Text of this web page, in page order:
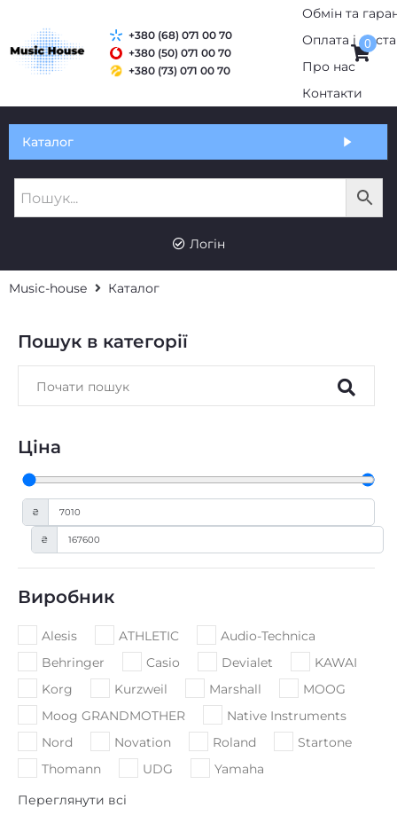
Обмін та
Оплата і
Про нас
Контакти
+380 (68) 071 00 70
+380 (50) 071 00 70
+380 (73) 071 00 70
0
Каталог
Логін
Music-house Каталог
Пошук в категорії
Ціна
₴
₴
Виробник
Alesis ATHLETIC
Audio-Technica
Behringer
Casio Devialet
KAWAI
Korg
Kurzweil Marshall
MOOG
Moog GRANDMOTHER
Native Instruments
Nord
Novation Roland
Startone
Thomann
UDG
Yamaha
Переглянути всі